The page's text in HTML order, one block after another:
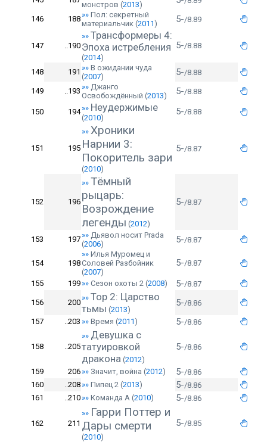
монстров (2013)
146 188»» Пол: секретный
материальчик (2011) 5-/8.89
147 ..190
»» Трансформеры 4:
Эпоха истребления
(2014)
5-/8.88
148 191 »» В ожидании чуда
(2007) 5-/8.88
149 ..193 »» Джанго
Освобождённый (2013) 5-/8.88
150 194»» Неудержимые
(2010)
5-/8.88
151 195
»» Хроники
Нарнии 3:
Покоритель зари
(2010)
5-/8.87
152 196
»» Тёмный
рыцарь:
Возрождение
легенды (2012)
5-/8.87
153 197»» Дьявол носит Prada
(2006) 5-/8.87
154 198
»» Илья Муромец и
Соловей Разбойник
(2007)
5-/8.87
155 199»» Сезон охоты 2 (2008) 5-/8.87
156 200
»» Тор 2: Царство
тьмы (2013)
5-/8.86
157 ..203 »» Время (2011) 5-/8.86
158 ..205
»» Девушка с
татуировкой
дракона (2012)
5-/8.86
159 206»» Значит, война (2012) 5-/8.86
160
..208»» Пипец 2 (2013) 5-/8.86
161
..210»» Команда А (2010) 5-/8.86
162 211
»» Гарри Поттер и
Дары смерти
(2010)
5-/8.85